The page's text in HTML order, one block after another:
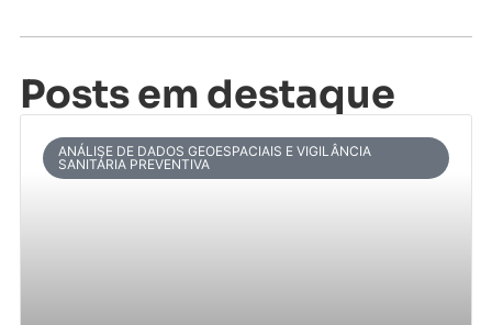
Posts em destaque
ANÁLISE DE DADOS GEOESPACIAIS E VIGILÂNCIA
SANITÁRIA PREVENTIVA